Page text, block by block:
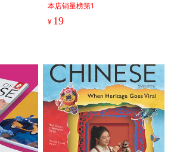
本店销量榜第1
¥ 19